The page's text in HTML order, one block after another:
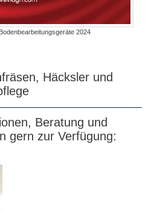
2024
Häcksler und
Beratung und
gern zur Verfügung: